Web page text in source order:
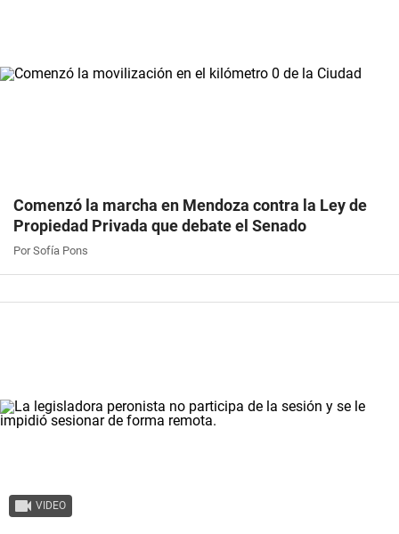
Comenzó la marcha en Mendoza contra la Ley de
Propiedad Privada que debate el Senado
Por Sofía Pons
VIDEO